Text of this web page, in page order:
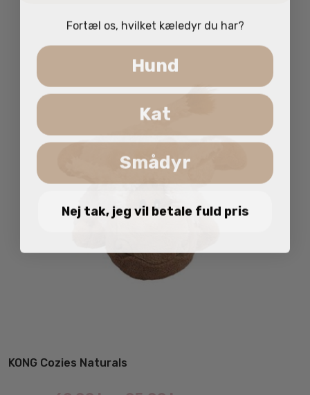
KONG Cozies Naturals
Fortæl os, hvilket kæledyr du har?
Hund
Kat
Smådyr
Nej tak, jeg vil betale fuld pris